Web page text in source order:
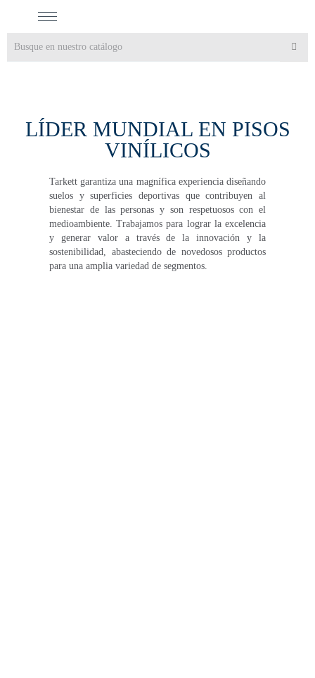
LÍDER MUNDIAL EN PISOS
VINÍLICOS
Tarkett garantiza una magnífica experiencia diseñando
suelos y superficies deportivas que contribuyen al
bienestar de las personas y son respetuosos con el
medioambiente. Trabajamos para lograr la excelencia
y generar valor a través de la innovación y la
sostenibilidad, abasteciendo de novedosos productos
para una amplia variedad de segmentos.